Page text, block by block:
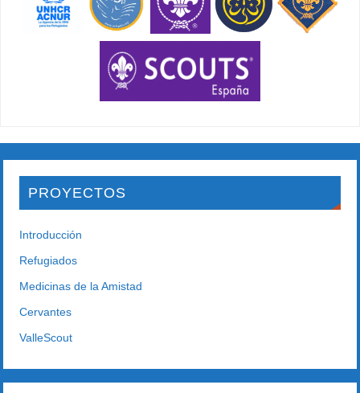
PROYECTOS
Introducción
Refugiados
Medicinas de la Amistad
Cervantes
ValleScout